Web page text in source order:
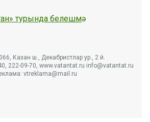
турында белешмә
Казан ш., Декабристлар ур., 2 й.
222-09-70, www.vatantat.ru info@vatantat.ru
vtreklama@mail.ru